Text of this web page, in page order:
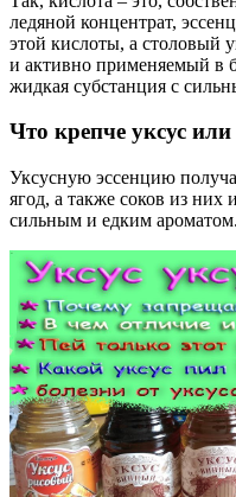
ледяной концентрат,
этой кислоты, а столовый
и активно применяемый в
жидкая субстанция с
Что крепче уксус или
Уксусную эссенцию
ягод, а также соков из них
сильным и едким